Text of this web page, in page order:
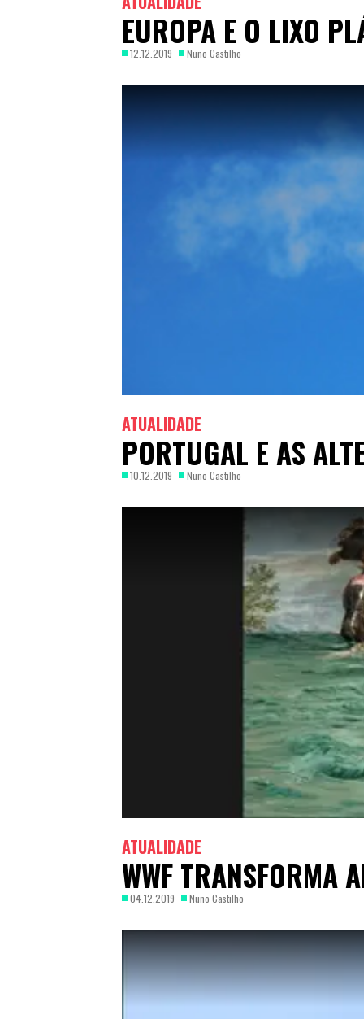
EUROPA E O LIXO
12.12.2019 Nuno Castilho
ATUALIDADE
PORTUGAL E AS
10.12.2019 Nuno Castilho
ATUALIDADE
WWF TRANSFORMA
04.12.2019 Nuno Castilho